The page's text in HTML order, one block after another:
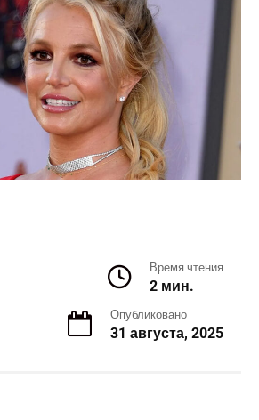
Время чтения
2 мин.
Опубликовано
31 августа, 2025